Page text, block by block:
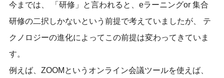
今までは、 「研修」と言われると、eラーニングor 集合
研修の二択しかないという前提で考えていましたが、 テ
クノロジーの進化によってこの前提は変わってきていま
す。
例えば、ZOOMというオンライン会議ツールを使えば、